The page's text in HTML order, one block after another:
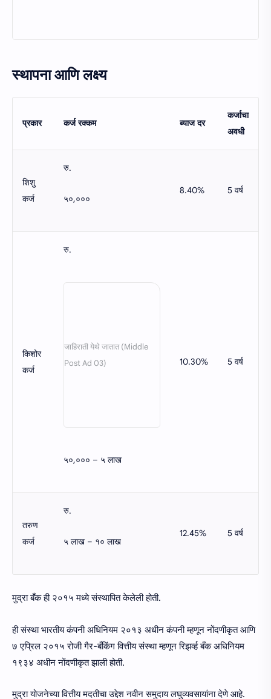
स्थापना आणि लक्ष्य
प्रकार कर्ज रक्कम ब्याज दर
कर्जाचा
अवधी
शिशु
कर्ज
रु.
५०,०००
8.40% 5 वर्ष
किशोर
कर्ज
रु.
५०,००० – ५ लाख
10.30% 5 वर्ष
तरुण
कर्ज
रु.
५ लाख – १० लाख
12.45% 5 वर्ष
मुद्रा बँक ही २०१५ मध्ये संस्थापित केलेली होती.
ही संस्था भारतीय कंपनी अधिनियम २०१३ अधीन कंपनी म्हणून नोंदणीकृत आणि
७ एप्रिल २०१५ रोजी गैर-बँकिंग वित्तीय संस्था म्हणून रिझर्व्ह बँक अधिनियम
१९३४ अधीन नोंदणीकृत झाली होती.
मुद्रा योजनेच्या वित्तीय मदतीचा उद्देश नवीन समुदाय लघुव्यवसायांना देणे आहे.